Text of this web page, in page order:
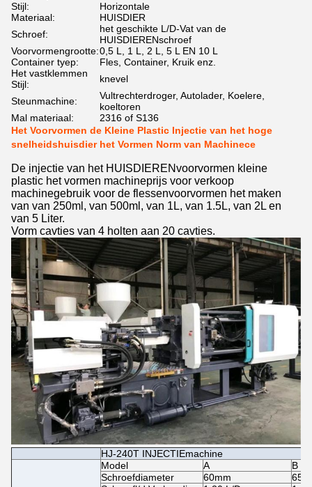
Stijl:
Horizontale
Materiaal:
HUISDIER
Schroef:
het geschikte L/D-Vat van de
HUISDIERENschroef
Voorvormengrootte:0,5 L, 1 L, 2 L, 5 L EN 10 L
Container tyep:
Fles, Container, Kruik enz.
Het vastklemmen
Stijl:
knevel
Steunmachine:
Vultrechterdroger, Autolader, Koelere,
koeltoren
Mal materiaal:
2316 of S136
Het Voorvormen de Kleine Plastic Injectie van het hoge
snelheidshuisdier het Vormen Norm van Machinece
De injectie van het HUISDIERENvoorvormen kleine
plastic het vormen machineprijs voor verkoop
machinegebruik voor de flessenvoorvormen het maken
van van 250ml, van 500ml, van 1L, van 1.5L, van 2L en
van 5 Liter.
Vorm cavties van 4 holten aan 20 cavties.
HJ-240T INJECTIEmachine
Model
A
B
Schroefdiameter
60mm